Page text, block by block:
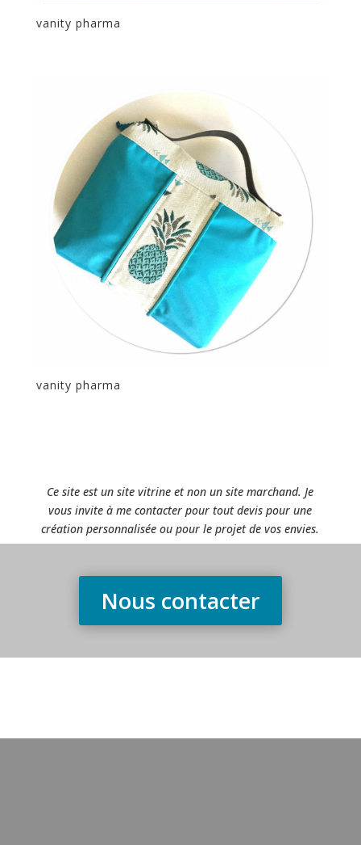
vanity pharma
vanity pharma
Ce site est un site vitrine et non un site marchand. Je
vous invite à me contacter pour tout devis pour une
création personnalisée ou pour le projet de vos envies.
Nous contacter